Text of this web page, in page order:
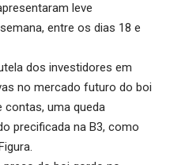
leve
entre os dias 18 e
dos investidores em
no mercado futuro do boi
contas, uma queda
precificada na B3, como